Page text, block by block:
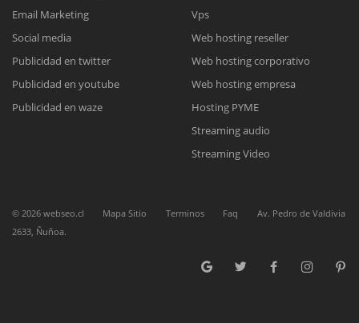
Reunión online
Nuestros ejecutivos le enviarán un correo electrónico con el enlace a
Cotización
Complete el formulario y nos contactaremos a la brevedad.
Chat Online
Todos nuestros ejecutivos están fuera de línea. Complete el formulario
para enviarnos un correo electrónico con sus datos personales.
Email Marketing
Social media
Publicidad en twitter
Publicidad en youtube
Publicidad en waze
Vps
Web hosting reseller
Web hosting corporativo
Web hosting empresa
Hosting PYME
Streaming audio
Streaming Video
© 2026 webseo.cl Mapa Sitio Terminos Faq
Av. Pedro de Valdivia
2633, Ñuñoa.